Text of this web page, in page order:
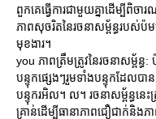
ពួកគេធ្វើការជាមួយគ្នាដើម្បីពិច
ភាពសុចរិតនៃរចនាសម្ព័ន្ធរប
មុខងារ។
you ភាពត្រឹមត្រូវនៃរចនាសម្ព័ន្
បន្ទុកផ្សេងៗរួមទាំងបន្ទុកដែលបា
បន្ទុករអិល។ ល។ រចនាសម្ព័ន្ធនេ
គ្រាន់ដើម្បីធានាភាពជឿជាក់និងភ